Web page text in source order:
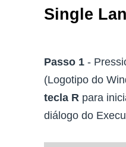
Single
Passo 1 -
(Logotipo do
tecla R para
diálogo do